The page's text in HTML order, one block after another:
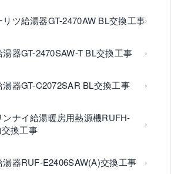
ツ給湯器GT-2470AW BL交換工事
器GT-2470SAW-T BL交換工事
器GT-C2072SAR BL交換工事
ナイ給湯暖房用熱源機RUFH-
換工事
器RUF-E2406SAW(A)交換工事